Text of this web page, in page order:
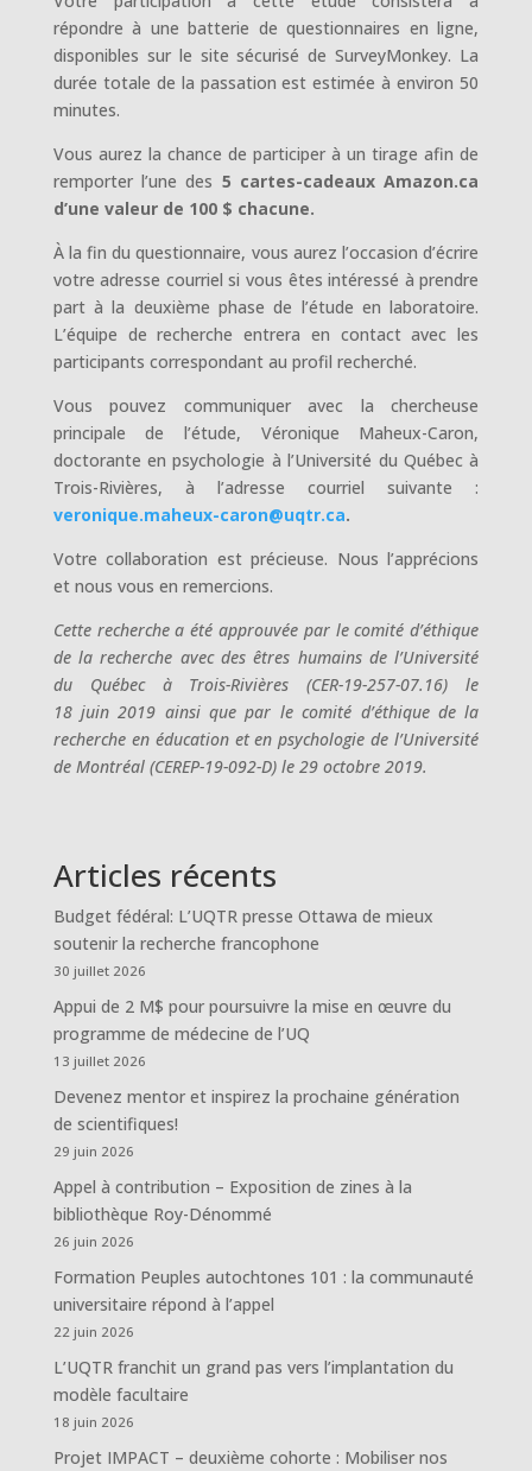
répondre à une batterie de questionnaires en ligne,
disponibles sur le site sécurisé de SurveyMonkey. La
durée totale de la passation est estimée à environ 50
minutes.
Vous aurez la chance de participer à un tirage afin de
remporter l’une des 5 cartes-cadeaux Amazon.ca
d’une valeur de 100 $ chacune.
À la fin du questionnaire, vous aurez l’occasion d’écrire
votre adresse courriel si vous êtes intéressé à prendre
part à la deuxième phase de l’étude en laboratoire.
L’équipe de recherche entrera en contact avec les
participants correspondant au profil recherché.
Vous pouvez communiquer avec la chercheuse
principale de l’étude, Véronique Maheux-Caron,
doctorante en psychologie à l’Université du Québec à
Trois-Rivières, à l’adresse courriel suivante :
veronique.maheux-caron@uqtr.ca.
Votre collaboration est précieuse. Nous l’apprécions
et nous vous en remercions.
Cette recherche a été approuvée par le comité d’éthique
de la recherche avec des êtres humains de l’Université
du Québec à Trois-Rivières (CER-19-257-07.16)
le
18 juin 2019 ainsi que par le comité d’éthique de la
recherche en éducation et en psychologie de l’Université
de Montréal (CEREP-19-092-D) le 29 octobre 2019.
Articles récents
Budget fédéral: L’UQTR presse Ottawa de mieux
soutenir la recherche francophone
30 juillet 2026
Appui de 2 M$ pour poursuivre la mise en œuvre du
programme de médecine de l’UQ
13 juillet 2026
Devenez mentor et inspirez la prochaine génération
de scientifiques!
29 juin 2026
Appel à contribution – Exposition de zines à la
bibliothèque Roy-Dénommé
26 juin 2026
Formation Peuples autochtones 101 : la communauté
universitaire répond à l’appel
22 juin 2026
L’UQTR franchit un grand pas vers l’implantation du
modèle facultaire
18 juin 2026
Projet IMPACT – deuxième cohorte : Mobiliser nos